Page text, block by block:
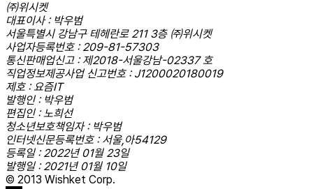
㈜위시켓
대표이사 : 박우범
서울특별시 강남구 테헤란로 211 3층 ㈜위시켓
사업자등록번호 : 209-81-57303
통신판매업신고 : 제2018-서울강남-02337 호
직업정보제공사업 신고번호 : J1200020180019
제호 : 요즘IT
발행인 : 박우범
편집인 : 노희선
청소년보호책임자 : 박우범
인터넷신문등록번호 : 서울,아54129
등록일 : 2022년 01월 23일
발행일 : 2021년 01월 10일
© 2013 Wishket Corp.